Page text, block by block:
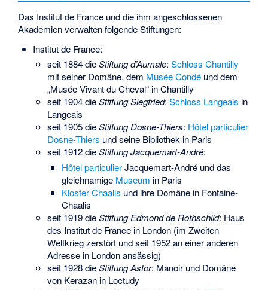
Das Institut de France und die ihm angeschlossenen
Akademien verwalten folgende Stiftungen:
Institut de France:
seit 1884 dieStiftung d’Aumale:Schloss Chantilly
mit seiner Domäne, dem Musée Condé und dem
„Musée Vivant du Cheval“ in Chantilly
seit 1904 dieStiftung Siegfried:Schloss Langeais in
Langeais
seit 1905 dieStiftung Dosne-Thiers: Hôtel particulier
Dosne-Thiers und seine Bibliothek in Paris
seit 1912 dieStiftung Jacquemart-André:
Hôtel particulierJacquemart-André und das
gleichnamige Museum in Paris
Kloster Chaalis und ihre Domäne in Fontaine-
Chaalis
seit 1919 dieStiftung Edmond de Rothschild: Haus
des Institut de France in London (im Zweiten
Weltkrieg zerstört und seit 1952 an einer anderen
Adresse in London ansässig)
seit 1928 dieStiftung Astor: Manoir und Domäne
von Kerazan in Loctudy